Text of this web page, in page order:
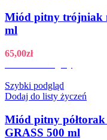
Miód pitny trójniak
ml
65,00zł
Szybki podgląd
Dodaj do listy życzeń
Miód pitny
GRASS 500 ml